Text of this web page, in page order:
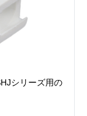
シリーズ用の